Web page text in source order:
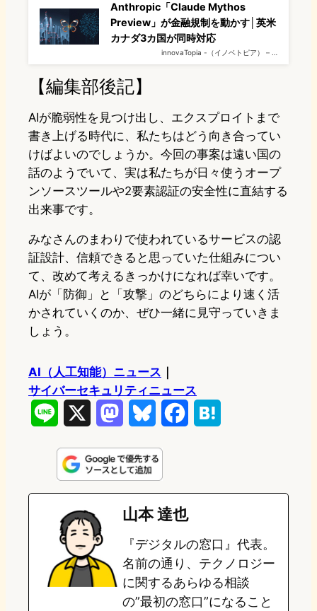
Anthropic「Claude Mythos
Preview」が金融規制を動かす│英米
カナダ3カ国が同時対応
innovaTopia -（イノベトピア） – …
【編集部後記】
AIが脆弱性を見つけ出し、エクスプロイトまで
書き上げる時代に、私たちはどう向き合ってい
けばよいのでしょうか。今回の事案は遠い国の
話のようでいて、実は私たちが日々使うオープ
ンソースツールや2要素認証の安全性に直結する
出来事です。
みなさんのまわりで使われているサービスの認
証設計、信頼できると思っていた仕組みについ
て、改めて考えるきっかけになれば幸いです。
AIが「防御」と「攻撃」のどちらにより速く活
かされていくのか、ぜひ一緒に見守っていきま
しょう。
AI（人工知能）ニュース
サイバーセキュリティニュース
n
e
s
t
o
o
n
u
e
s
k
e
b
o
o
k
e
a
山本 達也
『デジタルの窓口』代表。
名前の通り、テクノロジー
に関するあらゆる相談
の”最初の窓口”になること